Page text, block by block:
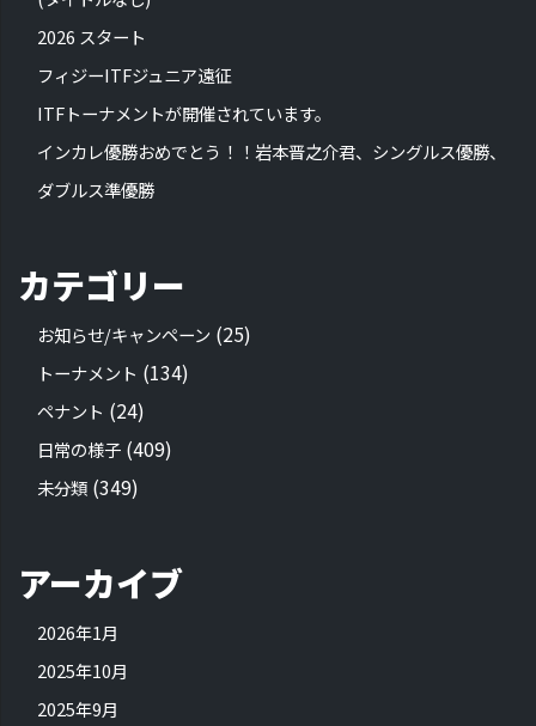
2026 スタート
フィジーITFジュニア遠征
ITFトーナメントが開催されています。
インカレ優勝おめでとう！！岩本晋之介君、シングルス優勝、
ダブルス準優勝
カテゴリー
お知らせ/キャンペーン (25)
トーナメント (134)
ペナント (24)
日常の様子 (409)
未分類 (349)
アーカイブ
2026年1月
2025年10月
2025年9月